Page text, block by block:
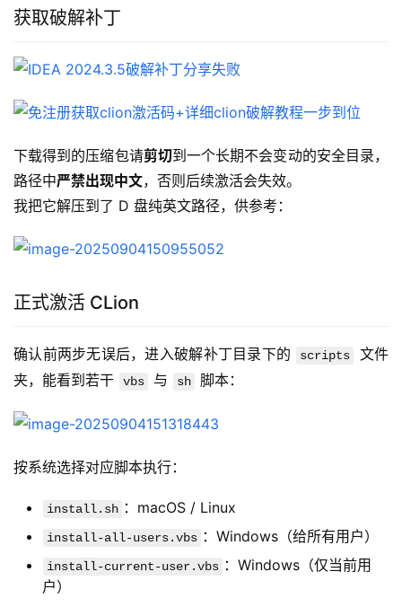
获取破解补丁
下载得到的压缩包请剪切到一个长期不会变动的安全目录，
路径中严禁出现中文，否则后续激活会失效。
我把它解压到了 D 盘纯英文路径，供参考：
正式激活 CLion
确认前两步无误后，进入破解补丁目录下的 scripts
文件
夹，能看到若干
vbs 与 sh 脚本：
按系统选择对应脚本执行：
install.sh ：macOS / Linux
install-all-users.vbs ：Windows（给所有用户）
install-current-user.vbs ：Windows（仅当前用
户）